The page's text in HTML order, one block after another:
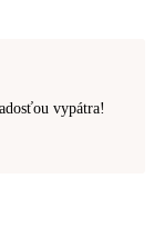
vypátra!